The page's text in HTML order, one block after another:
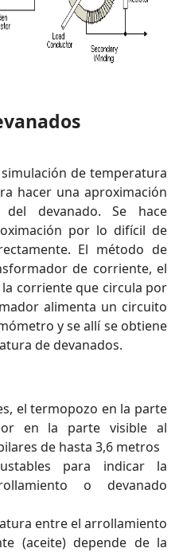
de temperatura
hacer una aproximación
devanado. Se hace
por lo difícil de
El método de
de corriente, el
corriente que circula por
alimenta un circuito
y se allí se obtiene
de devanados.
el termopozo en la parte
en la parte visible al
de hasta 3,6 metros
para indicar la
o devanado
entre el arrollamiento
(aceite) depende de la